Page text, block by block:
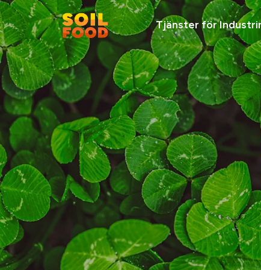
Tjänster för
Vi rekommenderar
Ta kontakt
Soilfood
cirkulära